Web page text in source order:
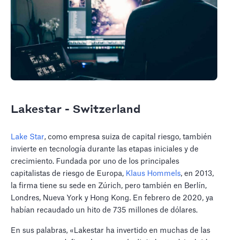
Lakestar - Switzerland
Lake Star, como empresa suiza de capital riesgo, también
invierte en tecnología durante las etapas iniciales y de
crecimiento. Fundada por uno de los principales
capitalistas de riesgo de Europa, Klaus Hommels, en 2013,
la firma tiene su sede en Zúrich, pero también en Berlín,
Londres, Nueva York y Hong Kong. En febrero de 2020, ya
habían recaudado un hito de 735 millones de dólares.
En sus palabras, «Lakestar ha invertido en muchas de las